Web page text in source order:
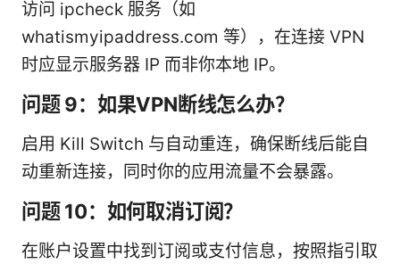
访问 ipcheck 服务（如
whatismyipaddress.com 等），在连接 VPN
时应显示服务器 IP 而非你本地 IP。
问题 9：如果VPN断线怎么办？
启用 Kill Switch 与自动重连，确保断线后能自
动重新连接，同时你的应用流量不会暴露。
问题 10：如何取消订阅？
在账户设置中找到订阅或支付信息，按照指引取